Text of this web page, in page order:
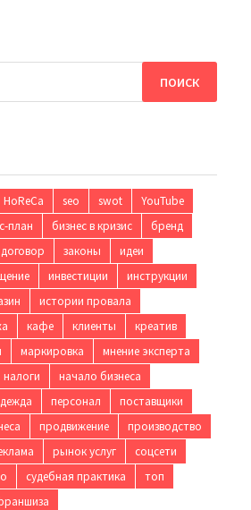
HoReCa seo swot
YouTube
план бизнес в кризис
бренд
договор законы
идеи
инвестиции
инструкции
истории провала
кафе клиенты
креатив
маркировка
мнение эксперта
налоги
начало бизнеса
персонал
поставщики
продвижение
производство
рынок услуг
соцсети
судебная практика
топ